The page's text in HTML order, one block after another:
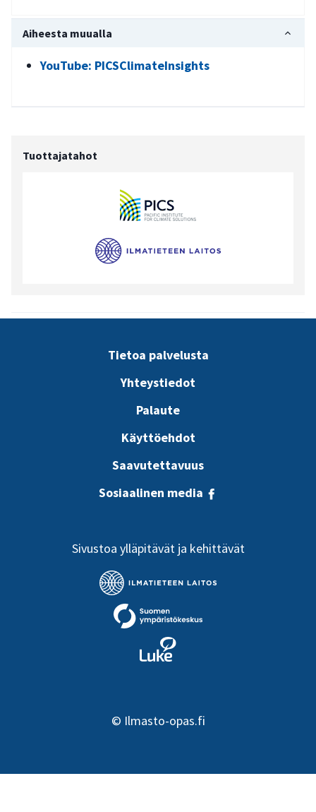
Aiheesta muualla
YouTube: PICSClimateInsights
Tuottajatahot
Tietoa palvelusta
Yhteystiedot
Palaute
Käyttöehdot
Saavutettavuus
Sosiaalinen media
Sivustoa ylläpitävät ja kehittävät
© Ilmasto-opas.fi